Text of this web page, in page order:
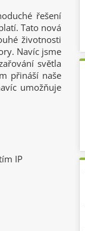
řešení
Tato nová
životnosti
Navíc jsme
světla
přináší naše
umožňuje
IP